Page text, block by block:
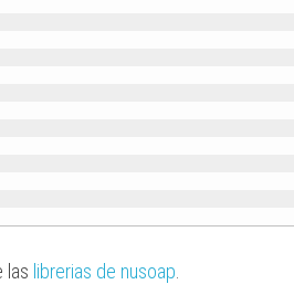
las librerias de nusoap